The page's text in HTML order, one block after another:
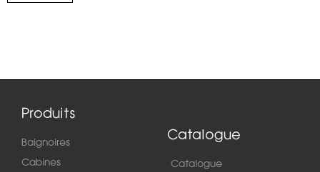
Produits
Baignoires
Cabines
Catalogue
Catalogue